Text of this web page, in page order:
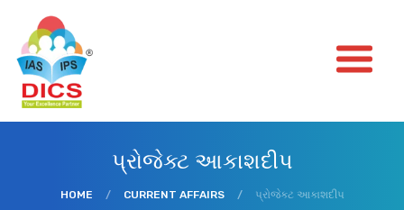
પ્રોજેક્ટ આકાશદીપ
HOME / CURRENT AFFAIRS / પ્રોજેક્ટ આકાશદીપ